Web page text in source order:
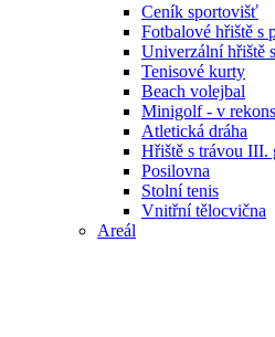
Ceník sportovišť
Fotbalové hřiště s
Univerzální hřiště
Tenisové kurty
Beach volejbal
Minigolf - v
Atletická dráha
Hřiště s trávou III.
Posilovna
Stolní tenis
Vnitřní tělocvična
Areál